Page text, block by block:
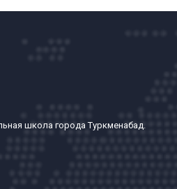
школа города Туркменабад.